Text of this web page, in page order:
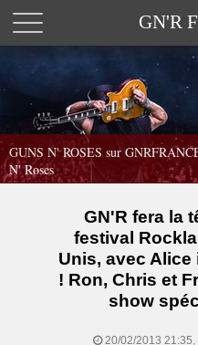
GN'R
GUNS N' ROSES sur
N' Roses
GN'R fera la
festival
Unis, avec Alice
! Ron, Chris et
show
20/02/2013 21:35,